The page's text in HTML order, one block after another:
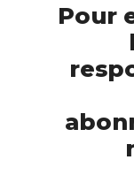
Pour